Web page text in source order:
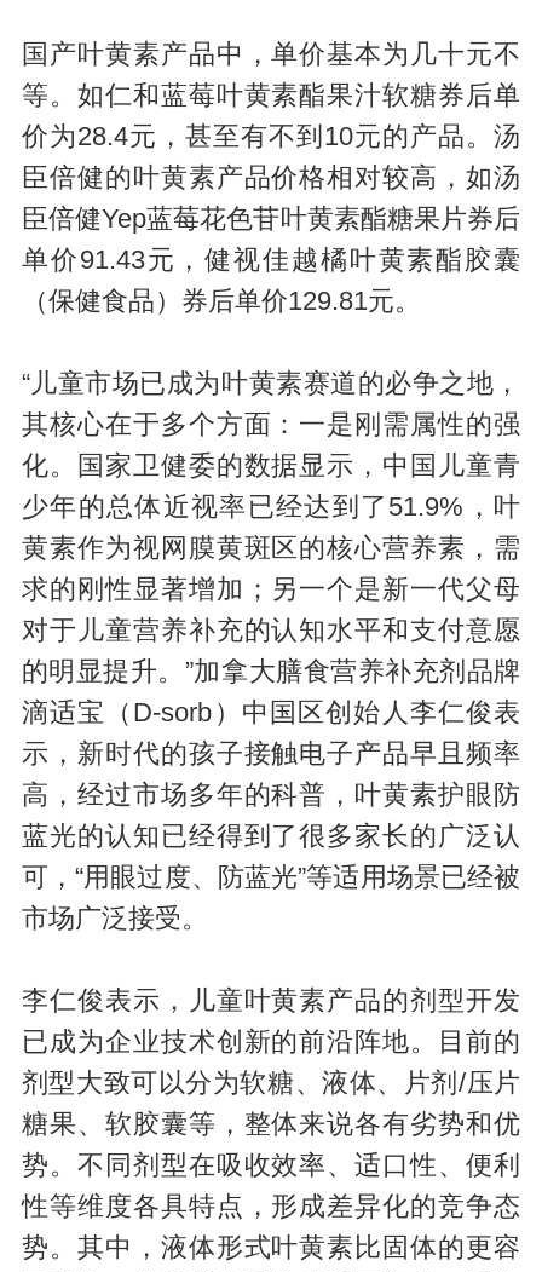
国产叶黄素产品中，单价基本为几十元不
等。如仁和蓝莓叶黄素酯果汁软糖券后单
价为28.4元，甚至有不到10元的产品。汤
臣倍健的叶黄素产品价格相对较高，如汤
臣倍健Yep蓝莓花色苷叶黄素酯糖果片券后
单价91.43元，健视佳越橘叶黄素酯胶囊
（保健食品）券后单价129.81元。
“儿童市场已成为叶黄素赛道的必争之地，
其核心在于多个方面：一是刚需属性的强
化。国家卫健委的数据显示，中国儿童青
少年的总体近视率已经达到了51.9%，叶
黄素作为视网膜黄斑区的核心营养素，需
求的刚性显著增加；另一个是新一代父母
对于儿童营养补充的认知水平和支付意愿
的明显提升。”加拿大膳食营养补充剂品牌
滴适宝（D-sorb）中国区创始人李仁俊表
示，新时代的孩子接触电子产品早且频率
高，经过市场多年的科普，叶黄素护眼防
蓝光的认知已经得到了很多家长的广泛认
可，“用眼过度、防蓝光”等适用场景已经被
市场广泛接受。
李仁俊表示，儿童叶黄素产品的剂型开发
已成为企业技术创新的前沿阵地。目前的
剂型大致可以分为软糖、液体、片剂/压片
糖果、软胶囊等，整体来说各有劣势和优
势。不同剂型在吸收效率、适口性、便利
性等维度各具特点，形成差异化的竞争态
势。其中，液体形式叶黄素比固体的更容